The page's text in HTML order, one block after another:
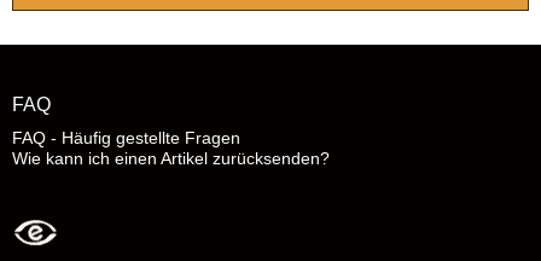
FAQ
FAQ - Häufig gestellte Fragen
Wie kann ich einen Artikel zurücksenden?